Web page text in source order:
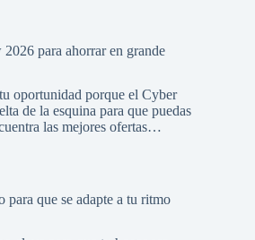
para ahorrar en grande
oportunidad porque el Cyber
de la esquina para que puedas
las mejores ofertas…
para que se adapte a tu ritmo